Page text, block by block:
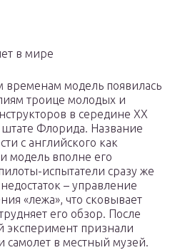
в мире
временам модель появилась
троице молодых и
в середине XX
Флорида. Название
с английского как
модель вполне его
испытатели сразу же
– управление
«лежа», что сковывает
его обзор. После
эксперимент признали
самолет в местный музей.